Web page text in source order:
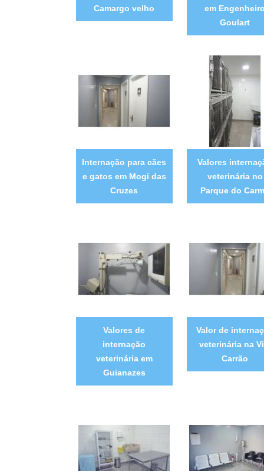
Camargo velho
em
Goulart
Internação para cães
e gatos em Mogi das
Cruzes
Valores
veterinária no
Parque do
Valores de
internação
veterinária em
Guianazes
Valor de
veterinária na
Carrão